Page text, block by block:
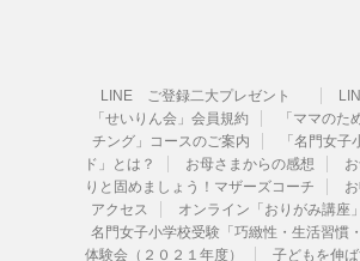
LINE ご登録二大プレゼント
「せいりん会」会員規約
「ママのた
チング」コースのご案内
「名門女
ド」とは？
お母さまからの感想
りと固めましょう！マザーズコーチ
アクセス
オンライン「おりがみ講座」
名門女子小学校受験「巧緻性・生活習慣
体験会（２０２１年度）
子どもを伸